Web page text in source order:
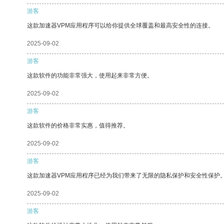
游客
这款加速器VPM应用程序可以给你提供全球覆盖和最高安全性的连接。
2025-09-02
游客
这款软件的功能非常强大，使用起来非常方便。
2025-09-02
游客
这款软件的价格非常实惠，值得推荐。
2025-09-02
游客
这款加速器VPM应用程序已经为我们带来了无限的隐私保护和安全性保护
2025-09-02
游客